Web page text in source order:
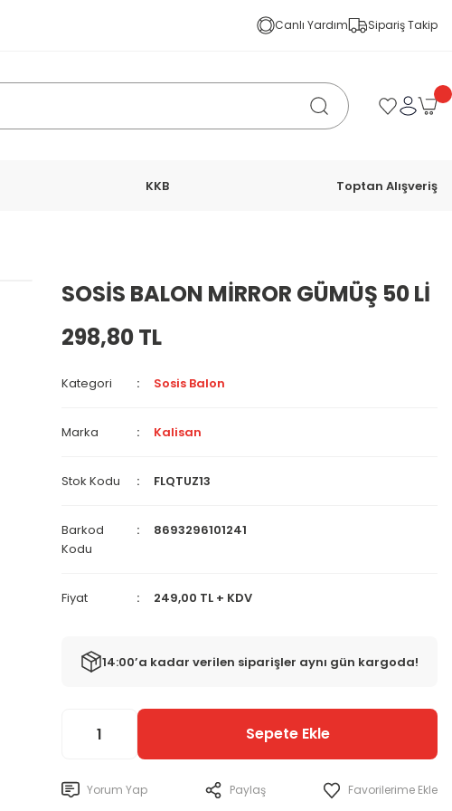
Canlı Yardım Sipariş Takip
KKB Toptan Alışveriş
SOSİS BALON MİRROR GÜMÜŞ 50 Lİ
298,80 TL
Kategori Sosis Balon
Marka Kalisan
Stok Kodu FLQTUZ13
Barkod
Kodu
8693296101241
Fiyat 249,00 TL + KDV
14:00’a kadar verilen siparişler aynı gün kargoda!
Sepete Ekle
Yorum Yap Paylaş